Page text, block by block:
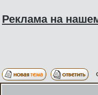
Реклама на